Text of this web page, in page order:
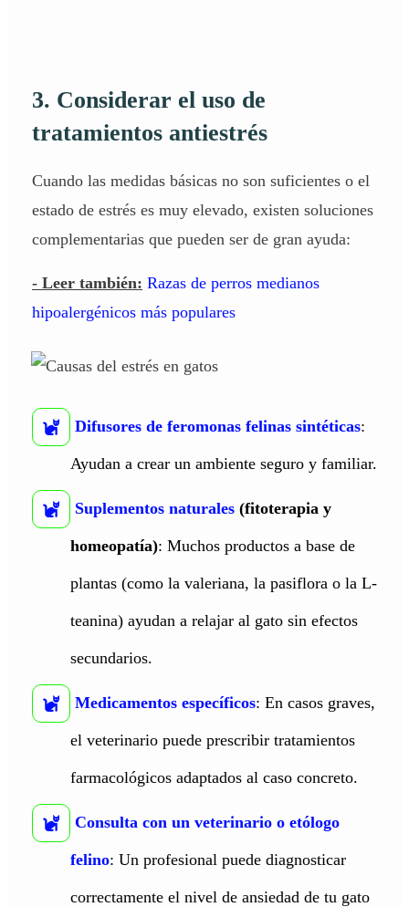
3. Considerar el uso de
tratamientos antiestrés
Cuando las medidas básicas no son suficientes o el
estado de estrés es muy elevado, existen soluciones
complementarias que pueden ser de gran ayuda:
- Leer también: Razas de perros medianos
hipoalergénicos más populares
Difusores de feromonas felinas sintéticas:
Ayudan a crear un ambiente seguro y familiar.
Suplementos naturales (fitoterapia y
homeopatía): Muchos productos a base de
plantas (como la valeriana, la pasiflora o la L-
teanina) ayudan a relajar al gato sin efectos
secundarios.
Medicamentos específicos: En casos graves,
el veterinario puede prescribir tratamientos
farmacológicos adaptados al caso concreto.
Consulta con un veterinario o etólogo
felino: Un profesional puede diagnosticar
correctamente el nivel de ansiedad de tu gato